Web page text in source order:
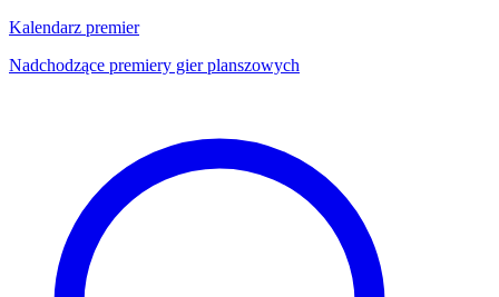
Kalendarz premier
Nadchodzące premiery gier planszowych